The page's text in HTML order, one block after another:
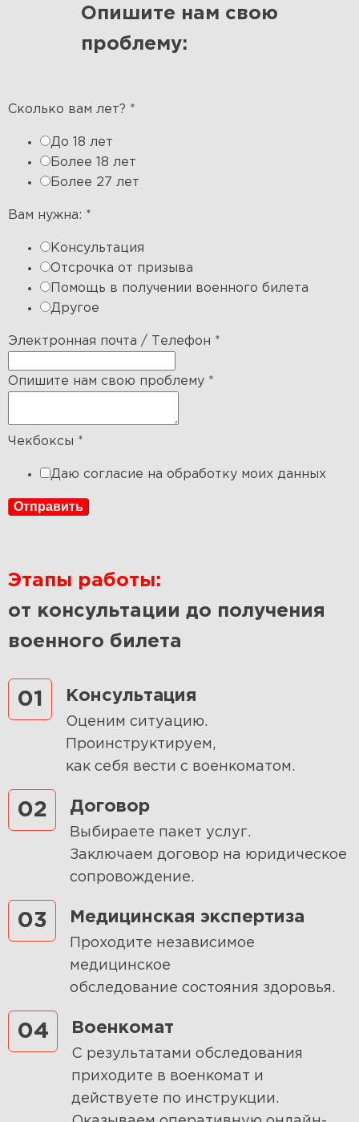
Опишите нам свою
проблему:
Сколько вам лет? *
До 18 лет
Более 18 лет
Более 27 лет
Вам нужна: *
Консультация
Отсрочка от призыва
Помощь в получении военного билета
Другое
Электронная почта / Телефон *
Опишите нам свою проблему *
Чекбоксы *
Даю согласие на обработку моих данных
Отправить
Этапы работы:
от консультации до получения
военного билета
01 Консультация
Оценим ситуацию.
Проинструктируем,
как себя вести с военкоматом.
02 Договор
Выбираете пакет услуг.
Заключаем договор на юридическое
сопровождение.
03 Медицинская экспертиза
Проходите независимое
медицинское
обследование состояния здоровья.
04 Военкомат
С результатами обследования
приходите в военкомат и
действуете по инструкции.